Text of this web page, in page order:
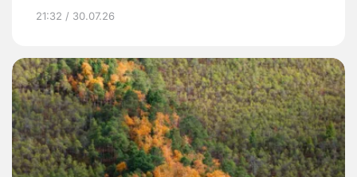
21:32 / 30.07.26